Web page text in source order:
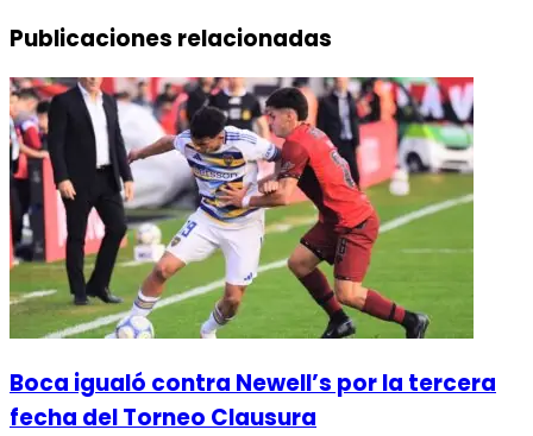
Publicaciones relacionadas
Boca igualó contra Newell’s por la tercera
fecha del Torneo Clausura